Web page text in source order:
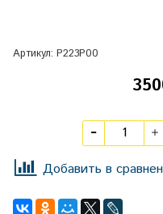
Артикул: Р223Р00
Добавить в